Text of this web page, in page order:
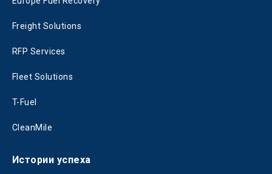
Freight Solutions
RFP Services
Fleet Solutions
T-Fuel
CleanMile
Истории успеха